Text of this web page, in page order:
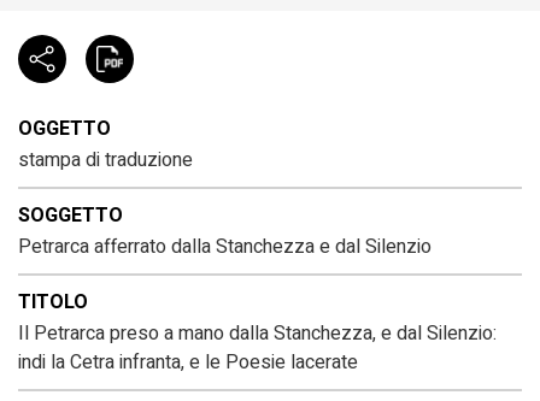
OGGETTO
stampa di traduzione
SOGGETTO
Petrarca afferrato dalla Stanchezza e dal Silenzio
TITOLO
Il Petrarca preso a mano dalla Stanchezza, e dal Silenzio:
indi la Cetra infranta, e le Poesie lacerate